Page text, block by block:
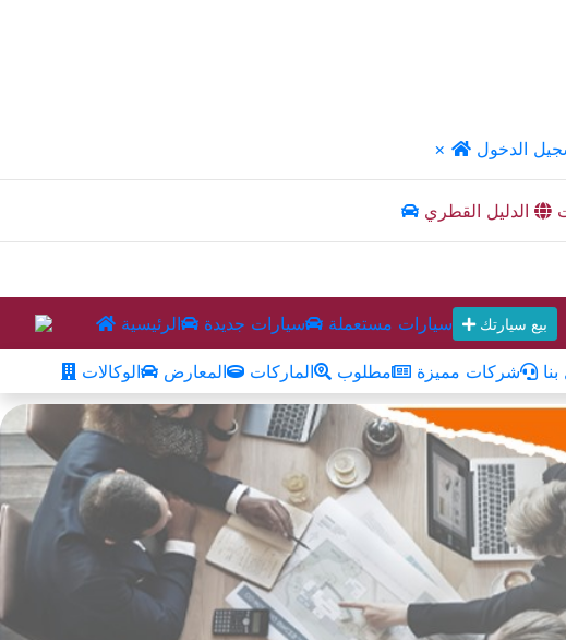
× الدخول
الدليل القطري
الرئيسية سيارات جديدة سيارات مستعملة بيع سيارتك
الوكالات المعارض الماركات مطلوب شركات مميزة